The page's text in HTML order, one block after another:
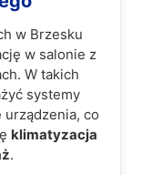
w Brzesku
w salonie z
W takich
systemy
co
klimatyzacja
.